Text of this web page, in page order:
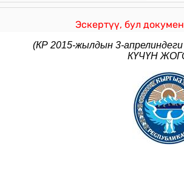
Эскертүү, бул